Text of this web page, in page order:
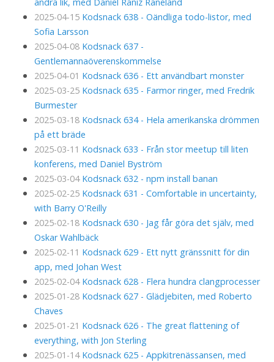
andra lik, med Daniel Raniz Raneland
2025-04-15 Kodsnack 638 - Oändliga todo-listor, med
Sofia Larsson
2025-04-08 Kodsnack 637 -
Gentlemannaöverenskommelse
2025-04-01 Kodsnack 636 - Ett användbart monster
2025-03-25 Kodsnack 635 - Farmor ringer, med Fredrik
Burmester
2025-03-18 Kodsnack 634 - Hela amerikanska drömmen
på ett bräde
2025-03-11 Kodsnack 633 - Från stor meetup till liten
konferens, med Daniel Byström
2025-03-04 Kodsnack 632 - npm install banan
2025-02-25 Kodsnack 631 - Comfortable in uncertainty,
with Barry O'Reilly
2025-02-18 Kodsnack 630 - Jag får göra det själv, med
Oskar Wahlbäck
2025-02-11 Kodsnack 629 - Ett nytt gränssnitt för din
app, med Johan West
2025-02-04 Kodsnack 628 - Flera hundra clangprocesser
2025-01-28 Kodsnack 627 - Glädjebiten, med Roberto
Chaves
2025-01-21 Kodsnack 626 - The great flattening of
everything, with Jon Sterling
2025-01-14 Kodsnack 625 - Appkitrenässansen, med